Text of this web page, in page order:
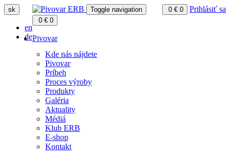
sk
en
de
0 € 0 Prihlásiť sa
Toggle navigation
0 € 0
Pivovar
Kde nás nájdete
Pivovar
Príbeh
Proces výroby
Produkty
Galéria
Aktuality
Médiá
Klub ERB
E-shop
Kontakt